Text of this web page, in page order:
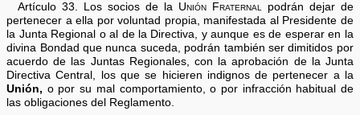
Artículo 33. Los socios de la Unión Fraternalpodrán dejar de
pertenecer a ella por voluntad propia, manifestada al Presidente de
la Junta Regional o al de la Directiva, y aunque es de esperar en la
divina Bondad que nunca suceda, podrán también ser dimitidos por
acuerdo de las Juntas Regionales, con la aprobación de la Junta
Directiva Central, los que se hicieren indignos de pertenecer a la
Unión, o por su mal comportamiento, o por infracción habitual de
las obligaciones del Reglamento.